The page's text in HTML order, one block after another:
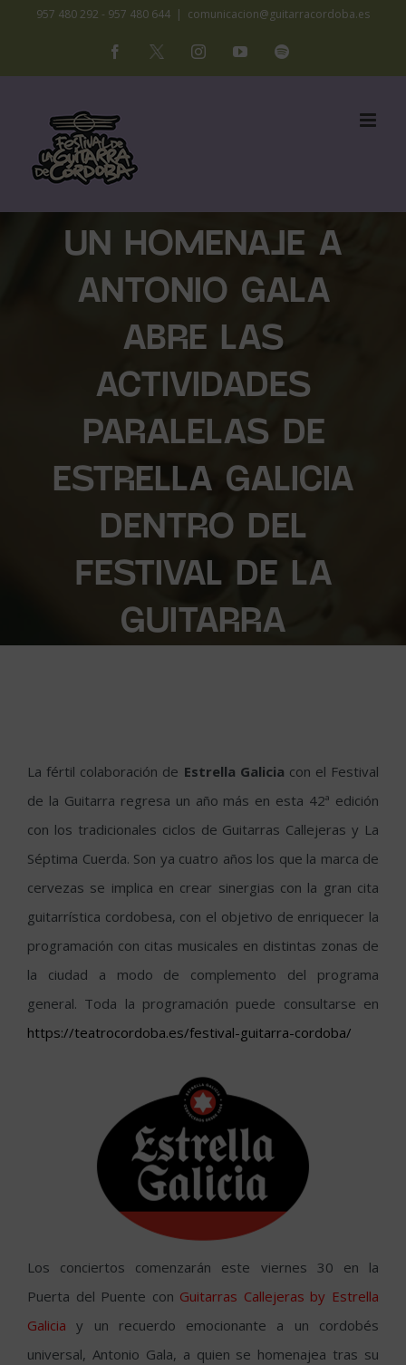
contenido
957 480 292 - 957 480 644 | comunicacion@guitarracordoba.es
Facebook
X InstagramYouTubeSpotify
UN HOMENAJE A
ANTONIO GALA
ABRE LAS
ACTIVIDADES
PARALELAS DE
ESTRELLA GALICIA
DENTRO DEL
FESTIVAL DE LA
GUITARRA
La fértil colaboración de Estrella Galicia con el Festival
de la Guitarra regresa un año más en esta 42ª edición
con los tradicionales ciclos de Guitarras Callejeras y La
Séptima Cuerda. Son ya cuatro años los que la marca de
cervezas se implica en crear sinergias con la gran cita
guitarrística cordobesa, con el objetivo de enriquecer la
programación con citas musicales en distintas zonas de
la ciudad a modo de complemento del programa
general. Toda la programación puede consultarse en
https://teatrocordoba.es/festival-guitarra-cordoba/
Los conciertos comenzarán este viernes 30 en la
Puerta del Puente con Guitarras Callejeras by Estrella
Galicia y un recuerdo emocionante a un cordobés
universal, Antonio Gala, a quien se homenajea tras su